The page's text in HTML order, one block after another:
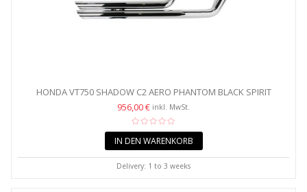
HONDA VT750 SHADOW C2 AERO PHANTOM BLACK SPIRIT
STREETROD...
956,00 € inkl. MwSt.
IN DEN WARENKORB
Delivery: 1 to 3 weeks